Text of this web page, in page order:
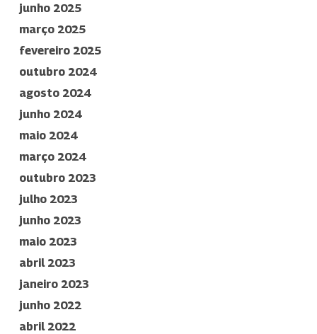
junho 2025
março 2025
fevereiro 2025
outubro 2024
agosto 2024
junho 2024
maio 2024
março 2024
outubro 2023
julho 2023
junho 2023
maio 2023
abril 2023
janeiro 2023
junho 2022
abril 2022